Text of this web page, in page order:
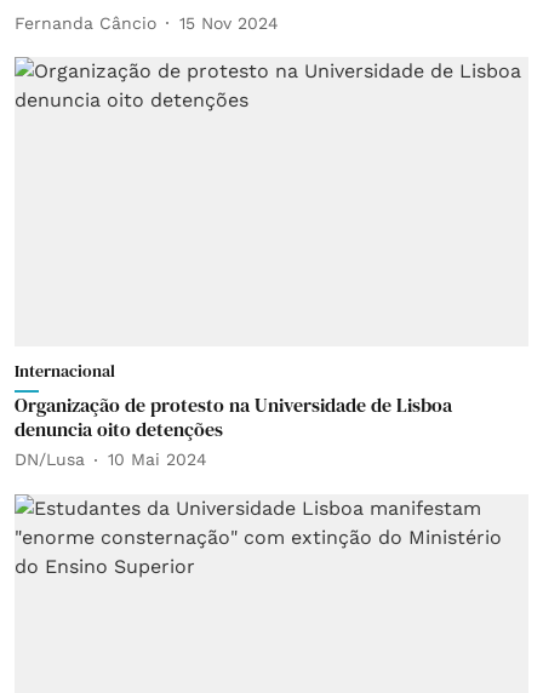
Fernanda Câncio 15 Nov 2024
Internacional
Organização de protesto na Universidade de Lisboa
denuncia oito detenções
DN/Lusa 10 Mai 2024